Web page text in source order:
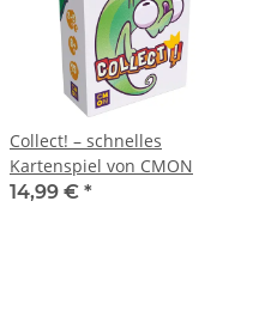
Collect! – schnelles
Kartenspiel von CMON
14,99 € *